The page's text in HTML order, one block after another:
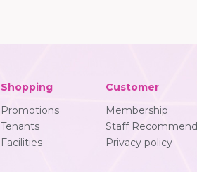
Shopping
Promotions
Tenants
Facilities
Customer
Membership
Staff Recommend
Privacy policy